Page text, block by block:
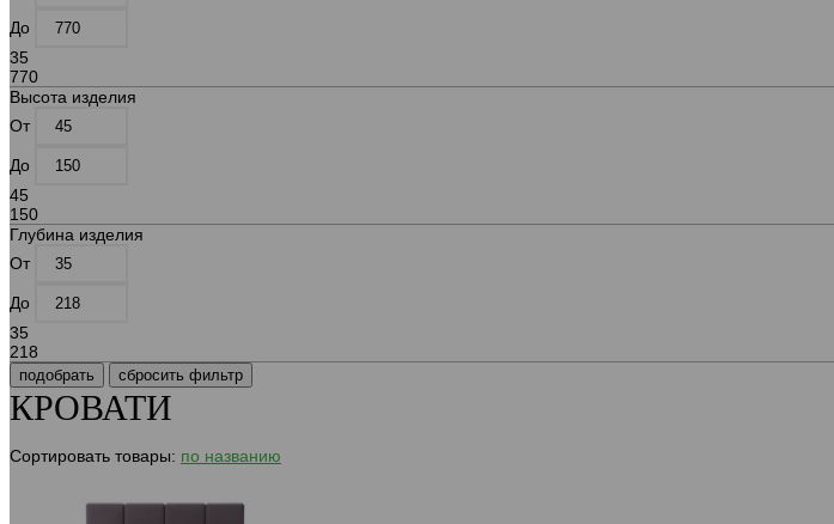
До
35
770
Высота изделия
От
До
45
150
Глубина изделия
От
До
35
218
КРОВАТИ
Сортировать товары: по названию